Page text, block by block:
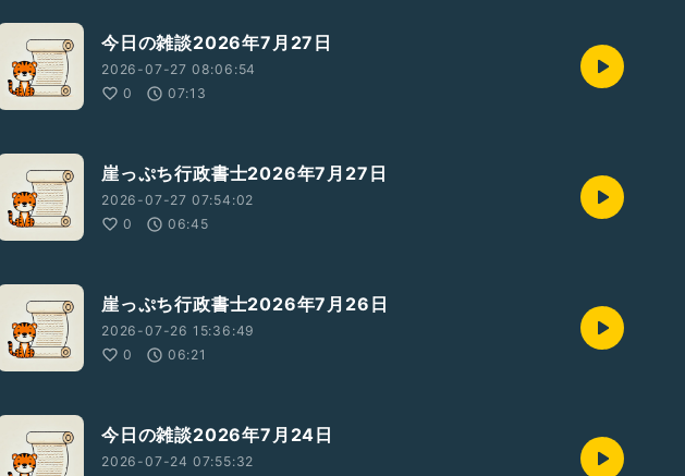
今日の雑談2026年7月27日
2026-07-27 08:06:54
0
07:13
崖っぷち行政書士2026年7月27日
2026-07-27 07:54:02
0
06:45
崖っぷち行政書士2026年7月26日
2026-07-26 15:36:49
0
06:21
今日の雑談2026年7月24日
2026-07-24 07:55:32